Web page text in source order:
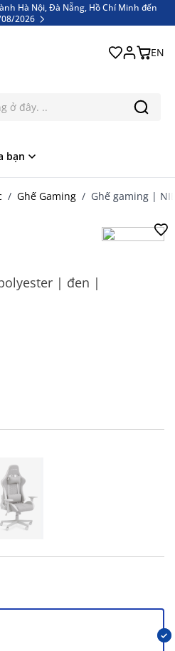
Hà Nội, Đà Nẵng, Hồ Chí Minh đến
2026
EN
bạn
/ Ghế Gaming / Ghế gaming |
| đen |